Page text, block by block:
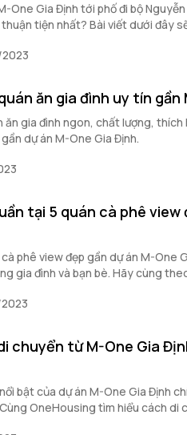
One Gia Định tới phố đi bộ Nguyễn
tiện nhất? Bài viết dưới đây
ăn gia đình uy tín gần
ăn gia đình ngon, chất lượng, thích
dự án M-One Gia Định.
tại 5 quán cà phê view
phê view đẹp gần dự án M-One
gia đình và bạn bè. Hãy cùng
chuyển từ M-One Gia
bật của dự án M-One Gia Định
OneHousing tìm hiểu cách di
Nhất trong bài viết này.